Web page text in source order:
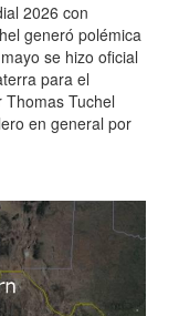
2026 con
generó polémica
se hizo oficial
para el
Tuchel
en general por